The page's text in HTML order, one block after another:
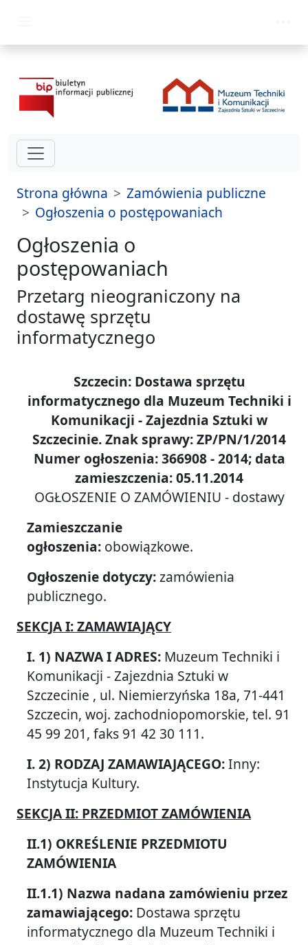
Strona główna
Zamówienia publiczne
Ogłoszenia o postępowaniach
Ogłoszenia o
postępowaniach
Przetarg nieograniczony na
dostawę sprzętu
informatycznego
Szczecin: Dostawa sprzętu
informatycznego dla Muzeum Techniki i
Komunikacji - Zajezdnia Sztuki w
Szczecinie. Znak sprawy: ZP/PN/1/2014
Numer ogłoszenia: 366908 - 2014; data
zamieszczenia: 05.11.2014
OGŁOSZENIE O ZAMÓWIENIU - dostawy
Zamieszczanie
ogłoszenia: obowiązkowe.
Ogłoszenie dotyczy:zamówienia
publicznego.
SEKCJA I: ZAMAWIAJĄCY
I. 1) NAZWA I ADRES: Muzeum Techniki i
Komunikacji - Zajezdnia Sztuki w
Szczecinie , ul. Niemierzyńska 18a, 71-441
Szczecin, woj. zachodniopomorskie, tel. 91
45 99 201, faks 91 42 30 111.
I. 2) RODZAJ ZAMAWIAJĄCEGO:Inny:
Instytucja Kultury.
SEKCJA II: PRZEDMIOT ZAMÓWIENIA
II.1) OKREŚLENIE PRZEDMIOTU
ZAMÓWIENIA
II.1.1) Nazwa nadana zamówieniu przez
zamawiającego: Dostawa sprzętu
informatycznego dla Muzeum Techniki i